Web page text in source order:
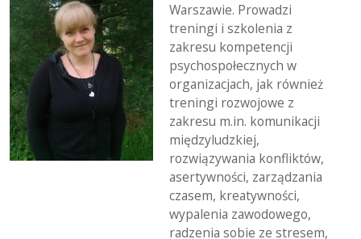
Warszawie. Prowadzi
treningi i szkolenia z
zakresu kompetencji
psychospołecznych w
organizacjach, jak również
treningi rozwojowe z
zakresu m.in. komunikacji
międzyludzkiej,
rozwiązywania konfliktów,
asertywności, zarządzania
czasem, kreatywności,
wypalenia zawodowego,
radzenia sobie ze stresem,